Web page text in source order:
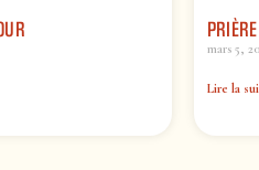
mars 5,
Lire la